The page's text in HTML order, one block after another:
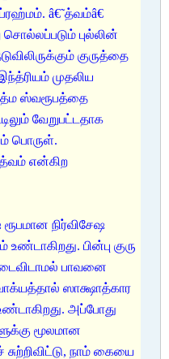
â€˜த்வம்â€
புல்லின்
குருத்தை
முதலிய
ஸ்வரூபத்தை
வேறுபட்டதாக
பொருள்.
என்கிற
நிர்விசேஷ
பின்பு குரு
பாவனை
ஸாக்ஷாத்கார
அப்போது
மூலமான
நாம் கையை